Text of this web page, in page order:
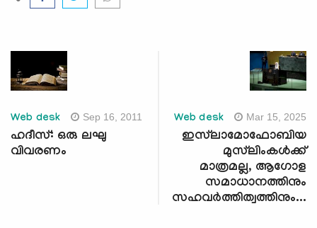
Web desk Sep 16, 2011
ഹദീസ്: ഒരു ലഘു
വിവരണം
Web desk Mar 15, 2025
ഇസ്‌ലാമോഫോബിയ
മുസ്‌ലിംകള്‍ക്ക്
മാത്രമല്ല, ആഗോള
സമാധാനത്തിനും
സഹവര്‍ത്തിത്വത്തിനും...